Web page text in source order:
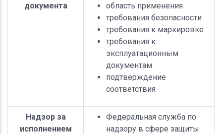
документа
область применения
требования безопасности
требования к маркировке
требования к
эксплуатационным
документам
подтверждение
соответствия
Надзор за
исполнением
Федеральная служба по
надзору в сфере защиты